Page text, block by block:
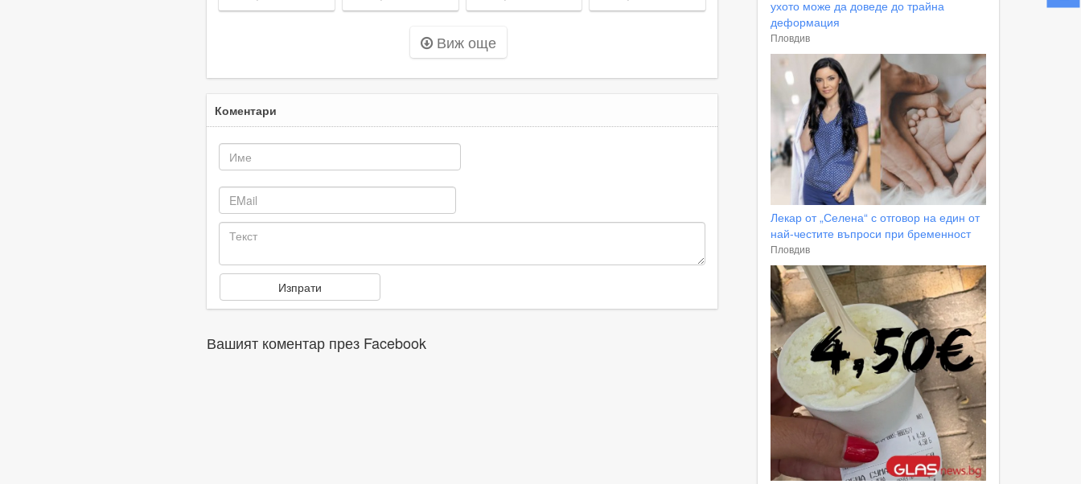
минимални
Пловдив -
канавката
музика и хиляди
Виж още
Коментари
Вашият коментар през Facebook
ухото може да доведе до трайна
деформация
Пловдив
Лекар от „Селена“ с отговор на един от
най-честите въпроси при бременност
Пловдив